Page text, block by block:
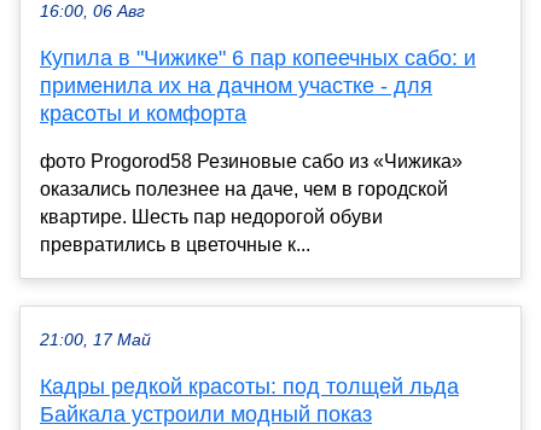
16:00, 06 Авг
Купила в "Чижике" 6 пар копеечных сабо: и
применила их на дачном участке - для
красоты и комфорта
фото Progorod58 Резиновые сабо из «Чижика»
оказались полезнее на даче, чем в городской
квартире. Шесть пар недорогой обуви
превратились в цветочные к...
21:00, 17 Май
Кадры редкой красоты: под толщей льда
Байкала устроили модный показ